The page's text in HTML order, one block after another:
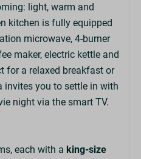
light, warm and
kitchen is fully equipped
microwave, 4-burner
maker, electric kettle and
for a relaxed breakfast or
invites you to settle in with
night via the smart TV.
each with a king-size